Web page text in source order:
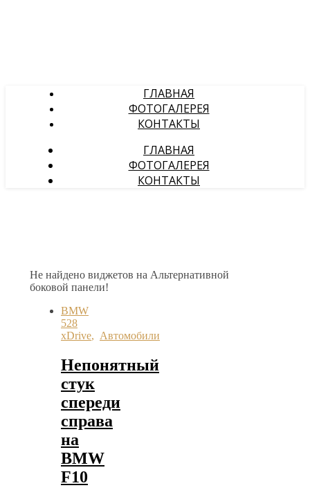
ГЛАВНАЯ
ФОТОГАЛЕРЕЯ
КОНТАКТЫ
ГЛАВНАЯ
ФОТОГАЛЕРЕЯ
КОНТАКТЫ
Не найдено виджетов на Альтернативной
боковой панели!
BMW
528
xDrive, Автомобили
Непонятный
стук
спереди
справа
на
BMW
F10